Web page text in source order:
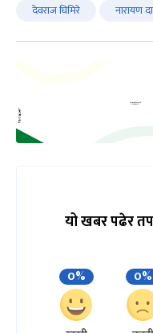
देवराज घिमिरे नारायण
यो खबर पढेर
0% 0%